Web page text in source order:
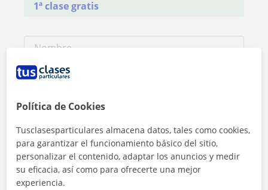
1ª clase gratis
Política de Cookies
Tusclasesparticulares almacena datos, tales como cookies,
para garantizar el funcionamiento básico del sitio,
personalizar el contenido, adaptar los anuncios y medir
su eficacia, así como para ofrecerte una mejor
experiencia.